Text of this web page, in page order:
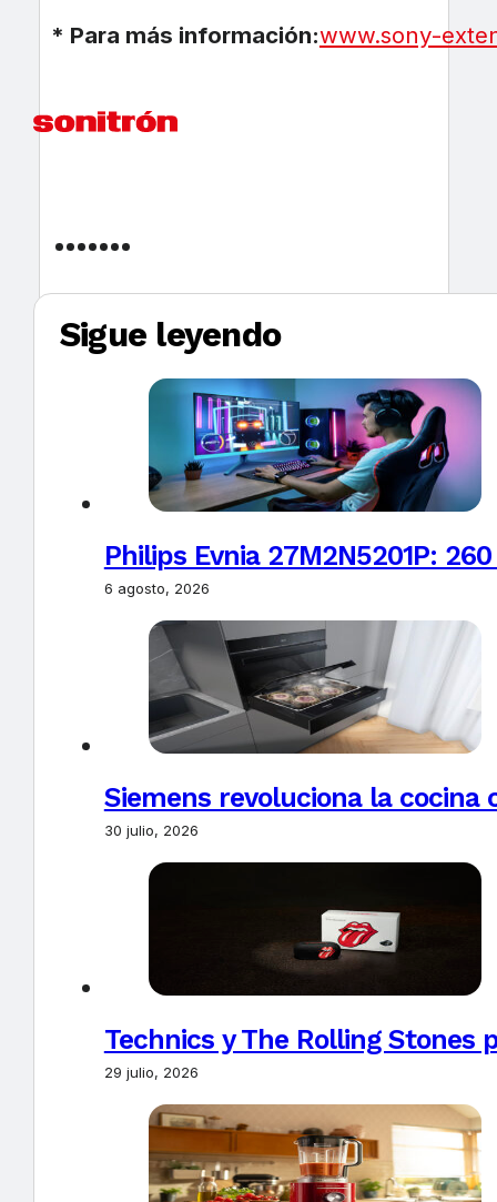
* Para más información:www.sony-
Sigue leyendo
Philips Evnia 27M2N5201P:
6 agosto, 2026
Siemens revoluciona la
30 julio, 2026
Technics y The Rolling Stones
29 julio, 2026